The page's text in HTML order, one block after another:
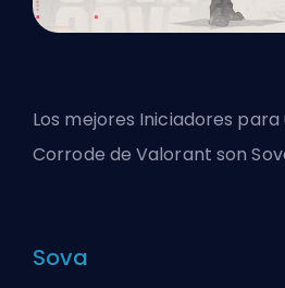
Los mejores Iniciadores
Corrode de Valorant son
Sova